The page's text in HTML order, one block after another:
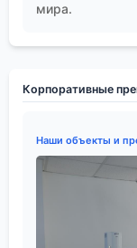
мира.
Корпоративные
Наши объекты и